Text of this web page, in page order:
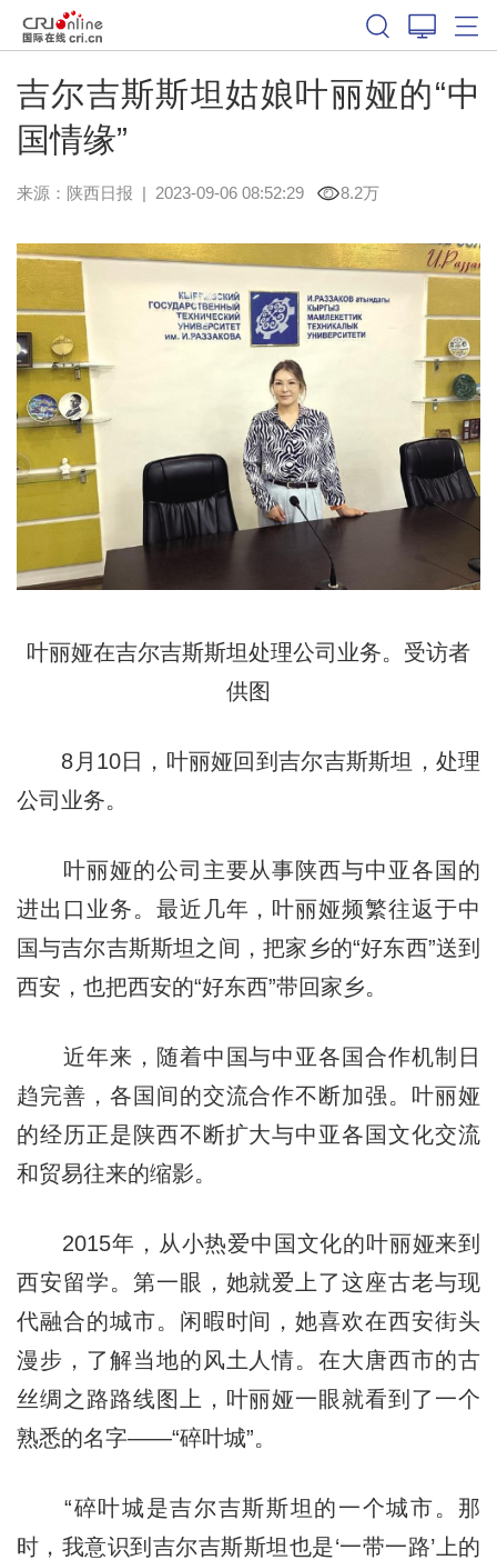
吉尔吉斯斯坦姑娘叶丽娅的“中
国情缘”
来源： 陕西日报 | 2023-09-06 08:52:29 8.2万
叶丽娅在吉尔吉斯斯坦处理公司业务。受访者
供图
8月10日，叶丽娅回到吉尔吉斯斯坦，处理
公司业务。
叶丽娅的公司主要从事陕西与中亚各国的
进出口业务。最近几年，叶丽娅频繁往返于中
国与吉尔吉斯斯坦之间，把家乡的“好东西”送到
西安，也把西安的“好东西”带回家乡。
近年来，随着中国与中亚各国合作机制日
趋完善，各国间的交流合作不断加强。叶丽娅
的经历正是陕西不断扩大与中亚各国文化交流
和贸易往来的缩影。
2015年，从小热爱中国文化的叶丽娅来到
西安留学。第一眼，她就爱上了这座古老与现
代融合的城市。闲暇时间，她喜欢在西安街头
漫步，了解当地的风土人情。在大唐西市的古
丝绸之路路线图上，叶丽娅一眼就看到了一个
熟悉的名字——“碎叶城”。
“碎叶城是吉尔吉斯斯坦的一个城市。那
时，我意识到吉尔吉斯斯坦也是‘一带一路’上的